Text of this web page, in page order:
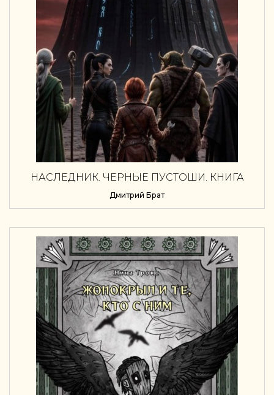
НАСЛЕДНИК. ЧЕРНЫЕ ПУСТОШИ. КНИГА
ВТОРАЯ
Дмитрий Брат